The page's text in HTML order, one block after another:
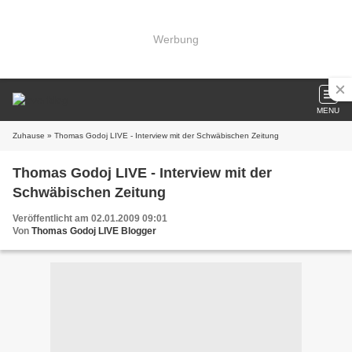
Werbung
MENU
Zuhause » Thomas Godoj LIVE - Interview mit der Schwäbischen Zeitung
Thomas Godoj LIVE - Interview mit der
Schwäbischen Zeitung
Veröffentlicht am 02.01.2009 09:01
Von Thomas Godoj LIVE Blogger